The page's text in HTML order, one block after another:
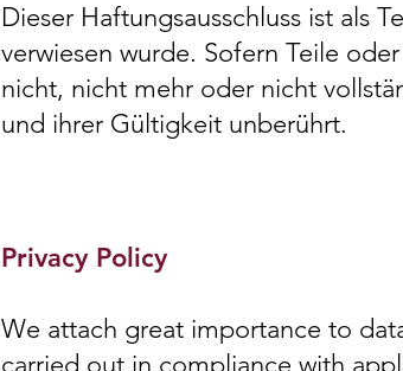
Dieser Haftungsausschluss ist als
verwiesen wurde. Sofern Teile
nicht, nicht mehr oder nicht
und ihrer Gültigkeit unberührt.
Privacy Policy
We attach great importance to
carried out in compliance with